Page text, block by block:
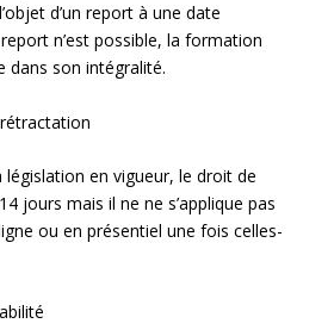
d’un report à une date
n’est possible, la formation
dans son intégralité.
en vigueur, le droit de
jours mais il ne ne s’applique pas
ou en présentiel une fois celles-